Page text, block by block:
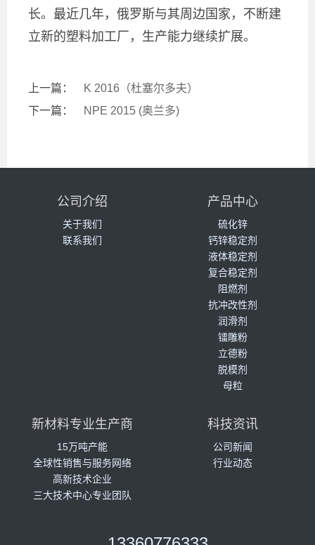
长。最近几年，俄罗斯与其周边国家，不断建
立新的塑料加工厂，生产能力继续扩展。
上一篇：
K 2016（杜塞尔多夫）
下一篇：
NPE 2015 (奥兰多)
公司介绍
关于我们
联系我们
产品中心
硫化锌
钙锌稳定剂
液体稳定剂
复合稳定剂
阻燃剂
抗冲改性剂
润滑剂
镭雕粉
立德粉
脱模剂
母粒
新材料专业生产商
15万吨产能
全球性销售与服务网络
高新技术企业
三大技术中心专业团队
科技资讯
公司新闻
行业动态